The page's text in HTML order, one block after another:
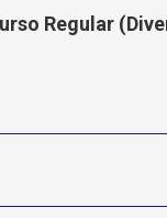
Regular